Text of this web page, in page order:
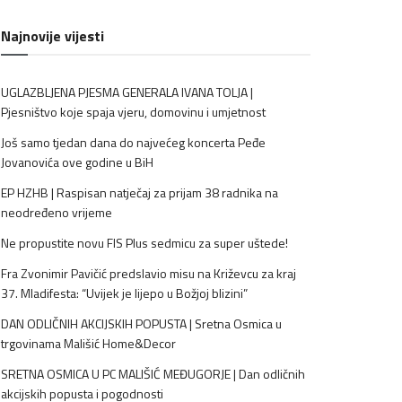
Najnovije vijesti
UGLAZBLJENA PJESMA GENERALA IVANA TOLJA |
Pjesništvo koje spaja vjeru, domovinu i umjetnost
Još samo tjedan dana do najvećeg koncerta Peđe
Jovanovića ove godine u BiH
EP HZHB | Raspisan natječaj za prijam 38 radnika na
neodređeno vrijeme
Ne propustite novu FIS Plus sedmicu za super uštede!
Fra Zvonimir Pavičić predslavio misu na Križevcu za kraj
37. Mladifesta: “Uvijek je lijepo u Božjoj blizini”
DAN ODLIČNIH AKCIJSKIH POPUSTA | Sretna Osmica u
trgovinama Mališić Home&Decor
SRETNA OSMICA U PC MALIŠIĆ MEĐUGORJE | Dan odličnih
akcijskih popusta i pogodnosti